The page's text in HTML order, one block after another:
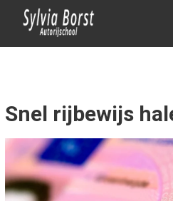
AUTORIJSCHOOL
BORST AMSTERDAM
Rijschool Amsterdam
Snel rijbewijs